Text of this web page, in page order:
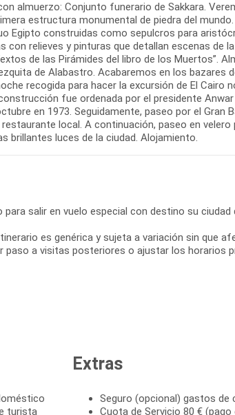
almuerzo: Conjunto funerario de Sakkara.
estructura monumental de piedra del
Egipto construidas como sepulcros para
con relieves y pinturas que detallan escenas de
de las Pirámides del libro de los Muertos”.
de Alabastro. Acabaremos en los bazares
recogida para hacer la excursión de El Cairo
fue ordenada por el presidente
en 1973. Seguidamente, paseo por el Gran
local. A continuación, paseo en
brillantes luces de la ciudad. Alojamiento.
salir en vuelo especial con destino su ciudad
es genérica y sujeta a variación sin que
paso a visitas posteriores o ajustar los horarios
turista
Extras
Seguro (opcional) gastos de
Cuota de Servicio 80 €